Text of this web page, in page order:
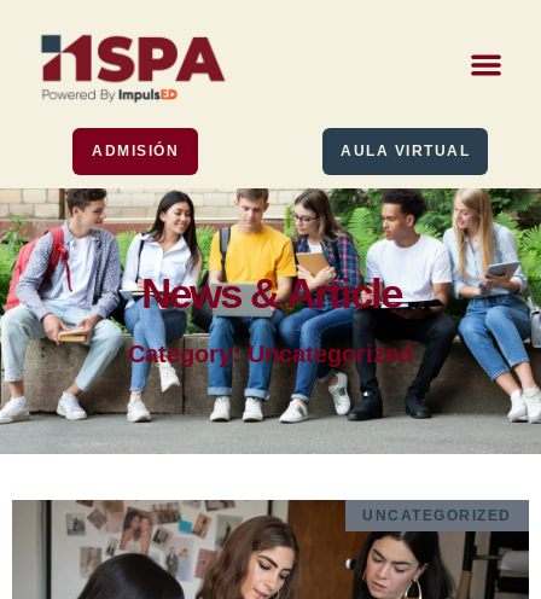
AULA VIRTUAL
ADMISIÓN
News & Article
Category: Uncategorized
UNCATEGORIZED